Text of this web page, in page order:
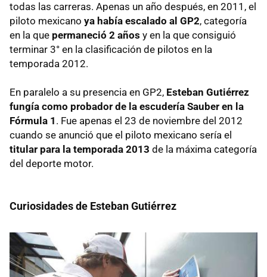
todas las carreras. Apenas un año después, en 2011, el
piloto mexicano ya había escalado al GP2, categoría
en la que permaneció 2 años y en la que consiguió
terminar 3° en la clasificación de pilotos en la
temporada 2012.
En paralelo a su presencia en GP2, Esteban Gutiérrez
fungía como probador de la escudería Sauber en la
Fórmula 1 . Fue apenas el 23 de noviembre del 2012
cuando se anunció que el piloto mexicano sería el
titular para la temporada 2013 de la máxima categoría
del deporte motor.
Curiosidades de Esteban Gutiérrez